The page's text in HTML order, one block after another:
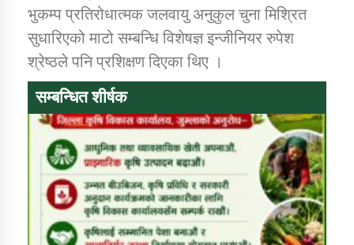
कर्णाली प्राविधि शिक्षालय जुम्लाको सुचना
भुकम्प प्रतिरोधात्मक जलवायु अनुकुल चुना मिश्रित
सुधारिएको माटो सम्बन्धि विशेषज्ञ इन्जीनियर रुपेश
श्रेष्ठले पनि प्रशिक्षण दिएका थिए ।
सम्बन्धित शीर्षक